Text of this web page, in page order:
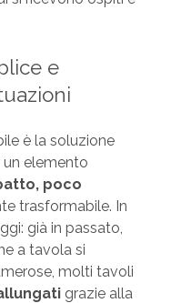
e
è la soluzione
elemento
poco
trasformabile. In
già in passato,
a tavola si
molti tavoli
grazie alla